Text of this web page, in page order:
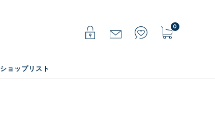
0
ショップリスト